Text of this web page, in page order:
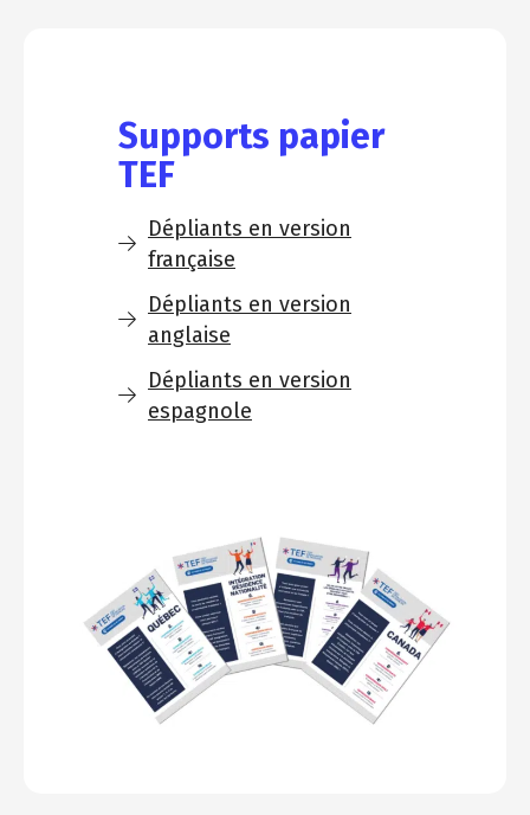
Supports papier
TEF
Dépliants en version
française
Dépliants en version
anglaise
Dépliants en version
espagnole